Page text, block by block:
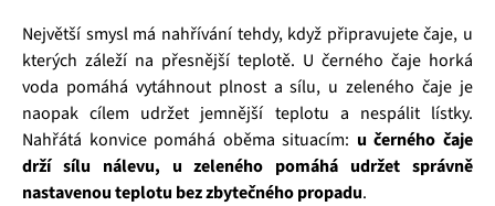
Největší smysl má nahřívání tehdy, když připravujete čaje, u
kterých záleží na přesnější teplotě. U černého čaje horká
voda pomáhá vytáhnout plnost a sílu, u zeleného čaje je
naopak cílem udržet jemnější teplotu a nespálit lístky.
Nahřátá konvice pomáhá oběma situacím: u černého čaje
drží sílu nálevu, u zeleného pomáhá udržet správně
nastavenou teplotu bez zbytečného propadu.